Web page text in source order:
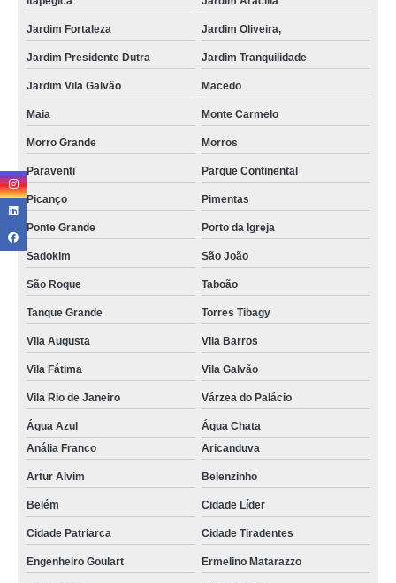
Jardim Fortaleza Jardim Oliveira,
Jardim Presidente Dutra Jardim Tranquilidade
Jardim Vila Galvão Macedo
Maia Monte Carmelo
Morro Grande Morros
Paraventi Parque Continental
Picanço Pimentas
Ponte Grande Porto da Igreja
Sadokim São João
São Roque Taboão
Tanque Grande Torres Tibagy
Vila Augusta Vila Barros
Vila Fátima Vila Galvão
Vila Rio de Janeiro Várzea do Palácio
Água Azul
Água Chata
Anália Franco
Aricanduva
Artur Alvim Belenzinho
Belém Cidade Líder
Cidade Patriarca Cidade Tiradentes
Engenheiro Goulart Ermelino Matarazzo